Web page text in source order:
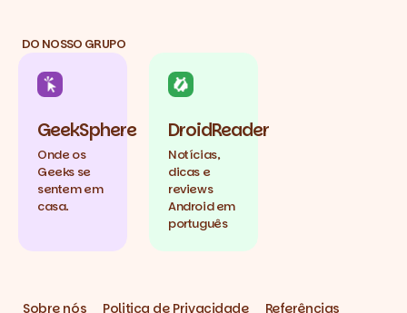
DO NOSSO GRUPO
GeekSphere
Onde os
Geeks se
sentem em
casa.
DroidReader
Notícias,
dicas e
reviews
Android em
português
Sobre nós Politica de Privacidade Referências